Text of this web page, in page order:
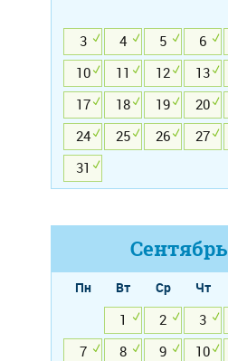
3
4 5 6
10
11 12 13
17
18 19 20
24
25 26 27
31
Сентябрь
Пн Вт Ср Чт
1
2 3
7
8 9 10